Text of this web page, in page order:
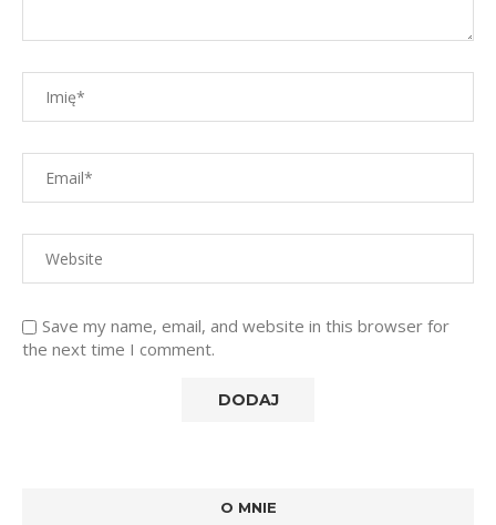
Save my name, email, and website in this browser for
the next time I comment.
O MNIE